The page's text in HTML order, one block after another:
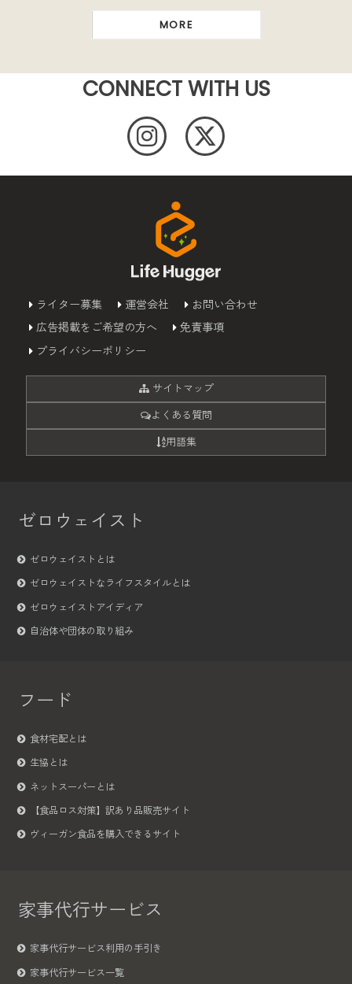
MORE
CONNECT WITH US
ライター募集 運営会社
お問い合わせ
広告掲載をご希望の方へ
免責事項
プライバシーポリシー
サイトマップ
よくある質問
用語集
ゼロウェイスト
ゼロウェイストとは
ゼロウェイストなライフスタイルとは
ゼロウェイストアイディア
自治体や団体の取り組み
フード
食材宅配とは
生協とは
ネットスーパーとは
【食品ロス対策】訳あり品販売サイト
ヴィーガン食品を購入できるサイト
家事代行サービス
家事代行サービス利用の手引き
家事代行サービス一覧